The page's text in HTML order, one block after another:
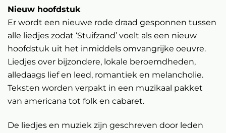
Nieuw hoofdstuk
Er wordt een nieuwe rode draad gesponnen tussen
alle liedjes zodat ‘Stuifzand’ voelt als een nieuw
hoofdstuk uit het inmiddels omvangrijke oeuvre.
Liedjes over bijzondere, lokale beroemdheden,
alledaags lief en leed, romantiek en melancholie.
Teksten worden verpakt in een muzikaal pakket
van americana tot folk en cabaret.
De liedjes en muziek zijn geschreven door leden